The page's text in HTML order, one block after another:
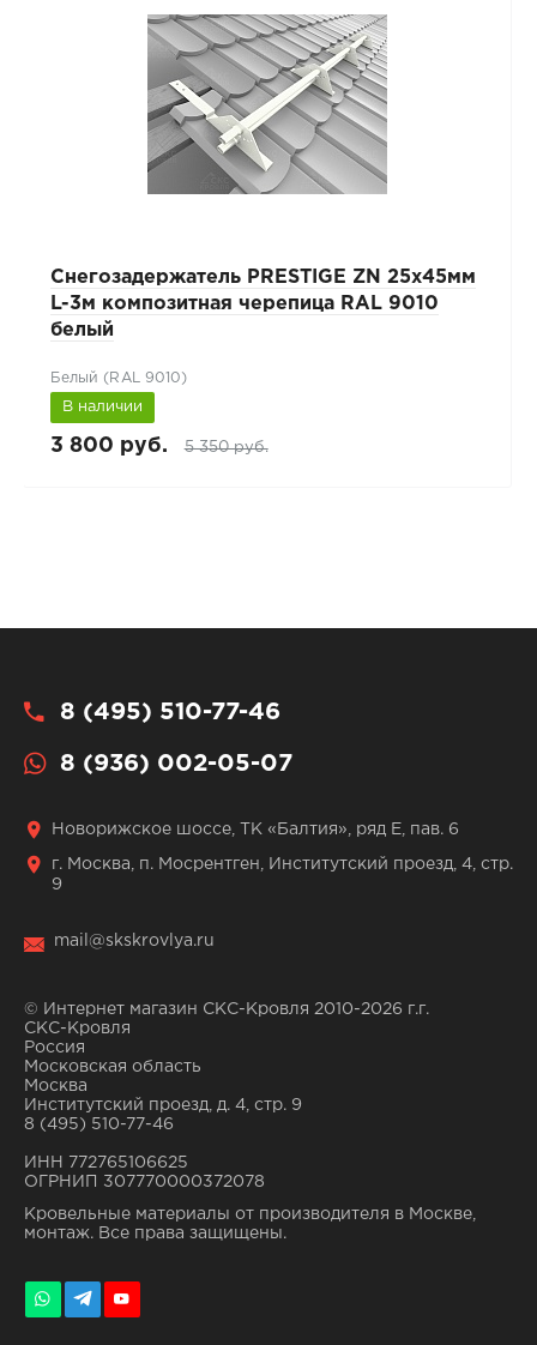
Снегозадержатель PRESTIGE ZN 25х45мм
L-3м композитная черепица RAL 9010
белый
Белый (RAL 9010)
В наличии
3 800 руб. 5 350 руб.
8 (495) 510-77-46
8 (936) 002-05-07
Новорижское шоссе, ТК «Балтия», ряд Е, пав. 6
г. Москва, п. Мосрентген, Институтский проезд, 4, стр.
9
mail@skskrovlya.ru
© Интернет магазин СКС-Кровля 2010-2026 г.г.
СКС-Кровля
Россия
Московская область
Москва
Институтский проезд, д. 4, стр. 9
8 (495) 510-77-46
ИНН 772765106625
ОГРНИП 307770000372078
Кровельные материалы от производителя в Москве,
монтаж. Все права защищены.